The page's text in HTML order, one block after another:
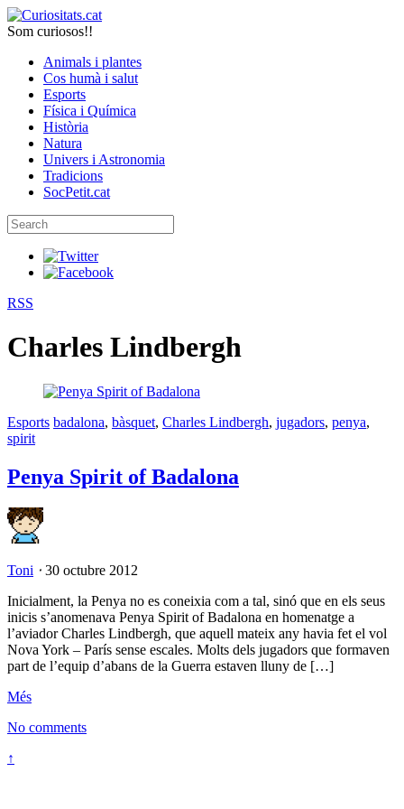
Som curiosos!!
Animals i plantes
Cos humà i salut
Esports
Física i Química
Història
Natura
Univers i Astronomia
Tradicions
SocPetit.cat
RSS
Charles Lindbergh
Esports badalona, bàsquet, Charles Lindbergh, jugadors, penya,
spirit
Penya Spirit of Badalona
Toni ⋅ 30 octubre 2012
Inicialment, la Penya no es coneixia com a tal, sinó que en els seus
inicis s’anomenava Penya Spirit of Badalona en homenatge a
l’aviador Charles Lindbergh, que aquell mateix any havia fet el vol
Nova York – París sense escales. Molts dels jugadors que formaven
part de l’equip d’abans de la Guerra estaven lluny de […]
Més
No comments
↑